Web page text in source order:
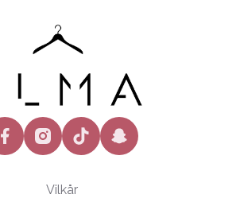
facebookinstagramtiktok snapchat
Vilkår